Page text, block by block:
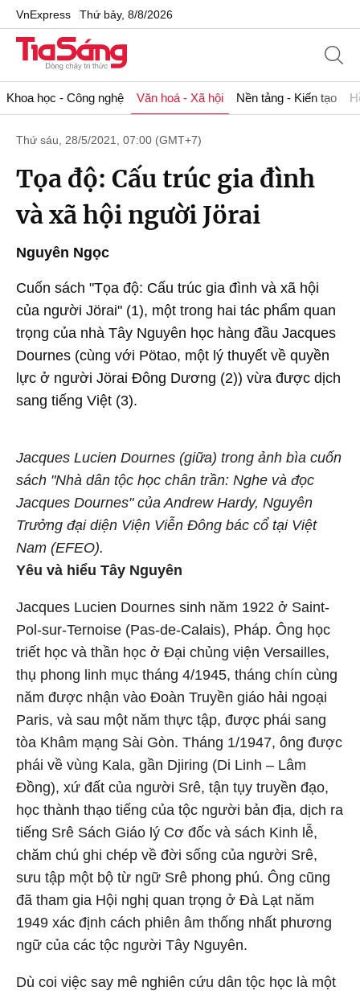
VnExpress Thứ bảy, 8/8/2026
Khoa học - Công nghệ Văn hoá - Xã hội Nền tảng - Kiến tạo
Thứ sáu, 28/5/2021, 07:00 (GMT+7)
Tọa độ: Cấu trúc gia đình
và xã hội người Jörai
Nguyên Ngọc
Cuốn sách "Tọa độ: Cấu trúc gia đình và xã hội
của người Jörai" (1), một trong hai tác phẩm quan
trọng của nhà Tây Nguyên học hàng đầu Jacques
Dournes (cùng với Pötao, một lý thuyết về quyền
lực ở người Jörai Đông Dương (2)) vừa được dịch
sang tiếng Việt (3).
Jacques Lucien Dournes (giữa) trong ảnh bìa cuốn
sách "Nhà dân tộc học chân trần: Nghe và đọc
Jacques Dournes" của Andrew Hardy, Nguyên
Trưởng đại diện Viện Viễn Đông bác cổ tại Việt
Nam (EFEO).
Yêu và hiểu Tây Nguyên
Jacques Lucien Dournes sinh năm 1922 ở Saint-
Pol-sur-Ternoise (Pas-de-Calais), Pháp. Ông học
triết học và thần học ở Đại chủng viện Versailles,
thụ phong linh mục tháng 4/1945, tháng chín cùng
năm được nhận vào Đoàn Truyền giáo hải ngoại
Paris, và sau một năm thực tập, được phái sang
tòa Khâm mạng Sài Gòn. Tháng 1/1947, ông được
phái về vùng Kala, gần Djiring (Di Linh – Lâm
Đồng), xứ đất của người Srê, tận tụy truyền đạo,
học thành thạo tiếng của tộc người bản địa, dịch ra
tiếng Srê Sách Giáo lý Cơ đốc và sách Kinh lễ,
chăm chú ghi chép về đời sống của người Srê,
sưu tập một bộ từ ngữ Srê phong phú. Ông cũng
đã tham gia Hội nghị quan trọng ở Đà Lạt năm
1949 xác định cách phiên âm thống nhất phương
ngữ của các tộc người Tây Nguyên.
Dù coi việc say mê nghiên cứu dân tộc học là một